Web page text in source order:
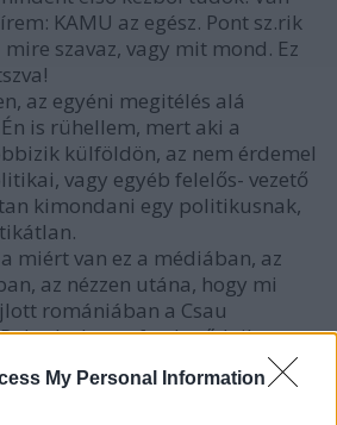
My Personal Information
KAMU az egész. Pont sz.rik
szavaz, vagy mit mond. Ez
az egyéni megitélés alá
is rühellem, mert aki a
külföldön, az nem érdemel
vagy egyéb felelős- vezető
kimondani egy politikusnak,
miért van ez a médiában, az
az nézzen utána, hogy mi
romániában a Csau
meg fog lepődni!